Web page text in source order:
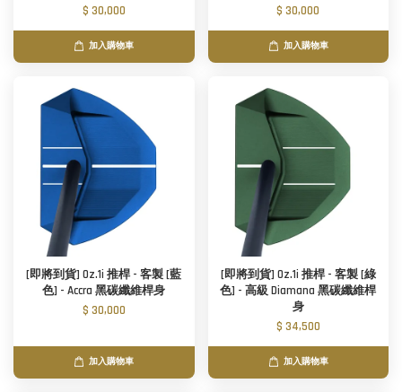
$ 30,000
加入購物車
$ 30,000
加入購物車
[即將到貨] Oz.1i 推桿 - 客製 [藍
色] - Accra 黑碳纖維桿身
$ 30,000
加入購物車
[即將到貨] Oz.1i 推桿 - 客製 [綠
色] - 高級 Diamana 黑碳纖維桿
身
$ 34,500
加入購物車